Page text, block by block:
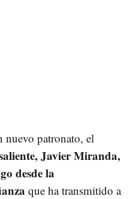
nuevo patronato, el
Javier Miranda,
desde la
que ha transmitido a